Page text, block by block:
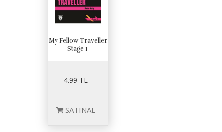
My Fellow Traveller
Stage 1
4.99 TL
SATINAL